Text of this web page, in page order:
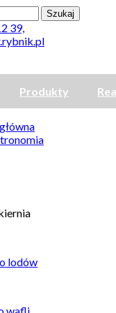
wyszukiwania
39,
Produkty
lodów